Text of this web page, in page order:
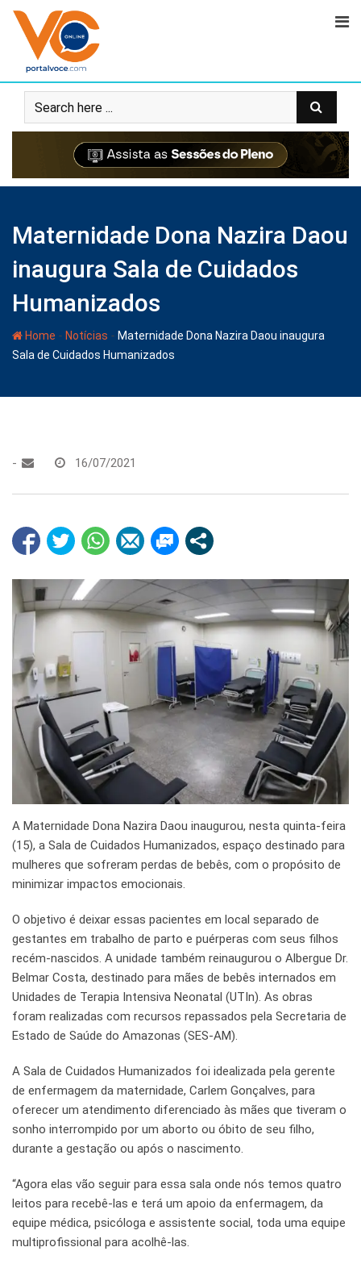
Maternidade Dona Nazira Daou
inaugura Sala de Cuidados
Humanizados
Home - Notícias - Maternidade Dona Nazira Daou inaugura
Sala de Cuidados Humanizados
- 16/07/2021
A Maternidade Dona Nazira Daou inaugurou, nesta quinta-feira
(15), a Sala de Cuidados Humanizados, espaço destinado para
mulheres que sofreram perdas de bebês, com o propósito de
minimizar impactos emocionais.
O objetivo é deixar essas pacientes em local separado de
gestantes em trabalho de parto e puérperas com seus filhos
recém-nascidos. A unidade também reinaugurou o Albergue Dr.
Belmar Costa, destinado para mães de bebês internados em
Unidades de Terapia Intensiva Neonatal (UTIn). As obras
foram realizadas com recursos repassados pela Secretaria de
Estado de Saúde do Amazonas (SES-AM).
A Sala de Cuidados Humanizados foi idealizada pela gerente
de enfermagem da maternidade, Carlem Gonçalves, para
oferecer um atendimento diferenciado às mães que tiveram o
sonho interrompido por um aborto ou óbito de seu filho,
durante a gestação ou após o nascimento.
“Agora elas vão seguir para essa sala onde nós temos quatro
leitos para recebê-las e terá um apoio da enfermagem, da
equipe médica, psicóloga e assistente social, toda uma equipe
multiprofissional para acolhê-las.